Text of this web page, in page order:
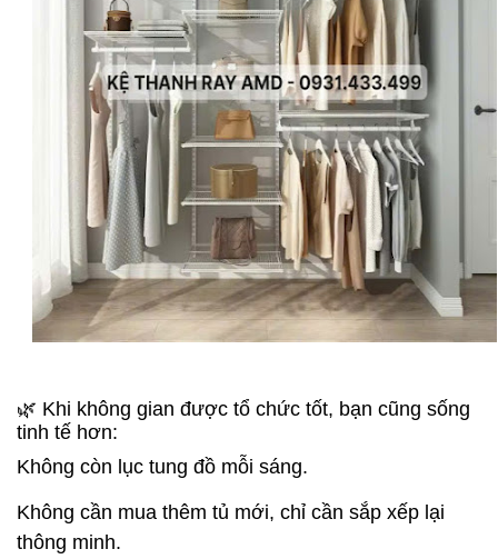
🌿 Khi không gian được tổ chức tốt, bạn cũng sống
tinh tế hơn:
Không còn lục tung đồ mỗi sáng.
Không cần mua thêm tủ mới, chỉ cần sắp xếp lại
thông minh.